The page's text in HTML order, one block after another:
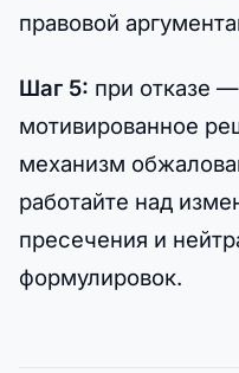
правовой
Шаг 5: при отказе
мотивированное
механизм
работайте над
пресечения и
формулировок.